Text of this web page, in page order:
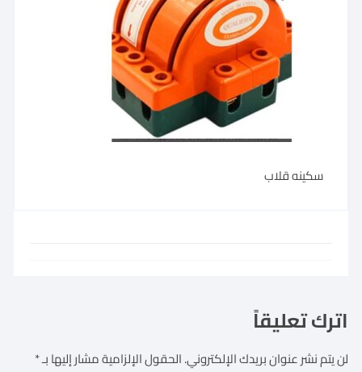
سكينه قلاب
اترك تعليقاً
لن يتم نشر عنوان بريدك الإلكتروني.الحقول الإلزامية مشار إليها بـ*